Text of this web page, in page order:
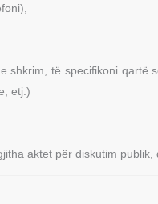
shkrim, të specifikoni
etj.)
aktet për diskutim